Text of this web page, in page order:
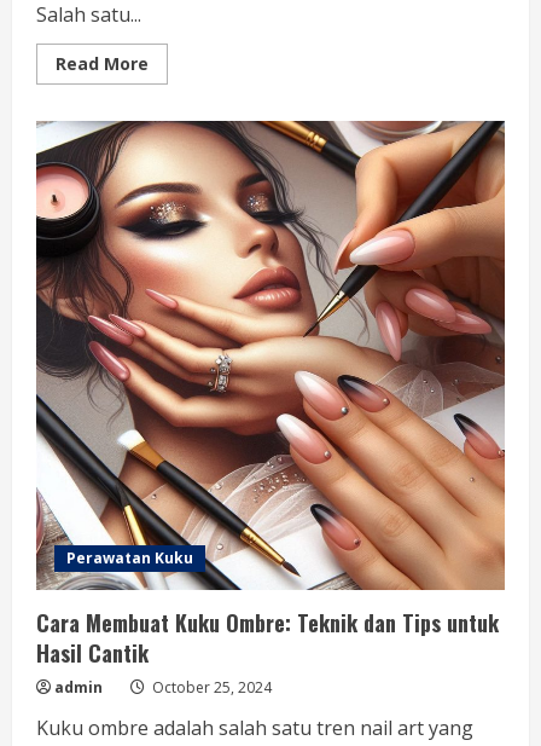
Salah satu...
Read More
more
Nail
Art
untuk
Halloween
yang
Menakjubkan
Perawatan Kuku
Cara Membuat Kuku Ombre: Teknik dan Tips untuk
Hasil Cantik
admin October 25, 2024
Kuku ombre adalah salah satu tren nail art yang